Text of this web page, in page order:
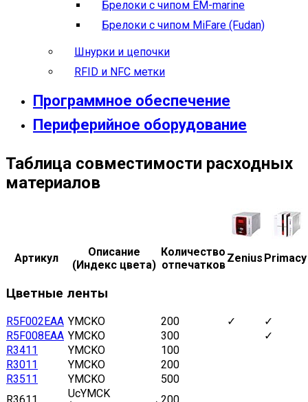
Брелоки с чипом EM-marine
Брелоки с чипом MiFare (Fudan)
Шнурки и цепочки
RFID и NFC метки
Программное обеспечение
Периферийное оборудование
Таблица совместимости расходных
материалов
Артикул
Описание
(Индекс цвета)
Количество
отпечатков
Zenius Primacy
Цветные ленты
R5F002EAA YMCKO 200 ✓
✓
R5F008EAA YMCKO 300
✓
R3411
YMCKO
100
R3011
YMCKO
200
R3511
YMCKO
500
UcYMCK